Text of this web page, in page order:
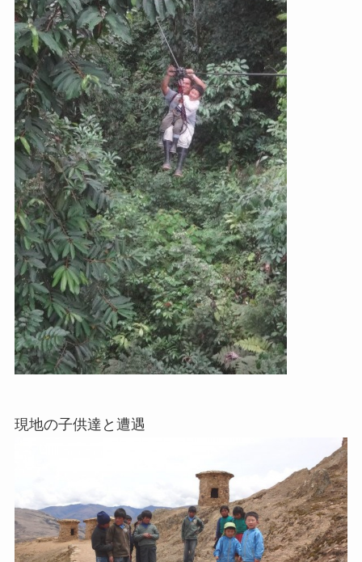
現地の子供達と遭遇